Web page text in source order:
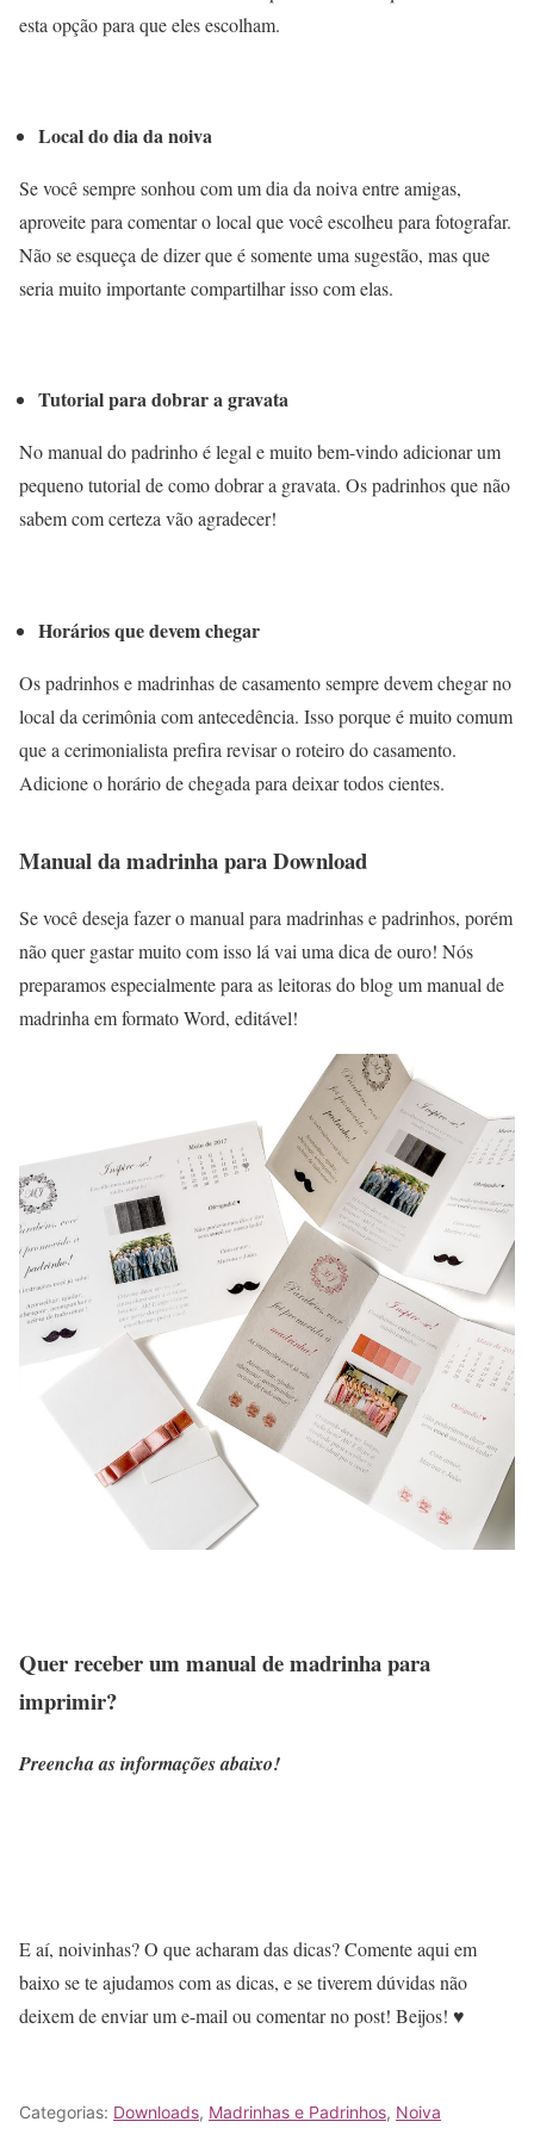
esta opção para que eles escolham.
Local do dia da noiva
Se você sempre sonhou com um dia da noiva entre amigas,
aproveite para comentar o local que você escolheu para fotografar.
Não se esqueça de dizer que é somente uma sugestão, mas que
seria muito importante compartilhar isso com elas.
Tutorial para dobrar a gravata
No manual do padrinho é legal e muito bem-vindo adicionar um
pequeno tutorial de como dobrar a gravata. Os padrinhos que não
sabem com certeza vão agradecer!
Horários que devem chegar
Os padrinhos e madrinhas de casamento sempre devem chegar no
local da cerimônia com antecedência. Isso porque é muito comum
que a cerimonialista prefira revisar o roteiro do casamento.
Adicione o horário de chegada para deixar todos cientes.
Manual da madrinha para Download
Se você deseja fazer o manual para madrinhas e padrinhos, porém
não quer gastar muito com isso lá vai uma dica de ouro! Nós
preparamos especialmente para as leitoras do blog um manual de
madrinha em formato Word, editável!
Quer receber um manual de madrinha para
imprimir?
Preencha as informações abaixo!
E aí, noivinhas? O que acharam das dicas? Comente aqui em
baixo se te ajudamos com as dicas, e se tiverem dúvidas não
deixem de enviar um e-mail ou comentar no post! Beijos! ♥
Categorias: Downloads, Madrinhas e Padrinhos, Noiva